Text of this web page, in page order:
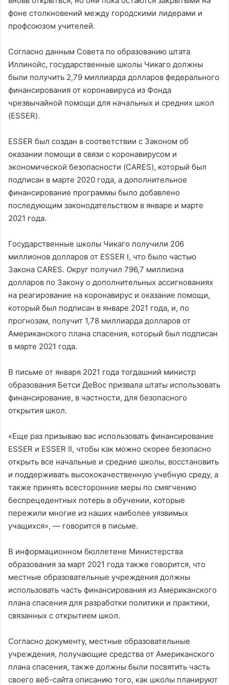
фоне столкновений между городскими лидерами и
профсоюзом учителей.
Согласно данным Совета по образованию штата
Иллинойс, государственные школы Чикаго должны
были получить 2,79 миллиарда долларов федерального
финансирования от коронавируса из Фонда
чрезвычайной помощи для начальных и средних школ
(ESSER).
ESSER был создан в соответствии с Законом об
оказании помощи в связи с коронавирусом и
экономической безопасности (CARES), который был
подписан в марте 2020 года, а дополнительное
финансирование программы было добавлено
последующим законодательством в январе и марте
2021 года.
Государственные школы Чикаго получили 206
миллионов долларов от ESSER I, что было частью
Закона CARES. Округ получил 796,7 миллиона
долларов по Закону о дополнительных ассигнованиях
на реагирование на коронавирус и оказание помощи,
который был подписан в январе 2021 года, и, по
прогнозам, получит 1,78 миллиарда долларов от
Американского плана спасения, который был подписан
в марте 2021 года.
В письме от января 2021 года тогдашний министр
образования Бетси ДеВос призвала штаты использовать
финансирование, в частности, для безопасного
открытия школ.
«Еще раз призываю вас использовать финансирование
ESSER и ESSER II, чтобы как можно скорее безопасно
открыть все начальные и средние школы, восстановить
и поддерживать высококачественную учебную среду, а
также принять всесторонние меры по смягчению
беспрецедентных потерь в обучении, которые
пережили многие из наших наиболее уязвимых
учащихся», — говорится в письме.
В информационном бюллетене Министерства
образования за март 2021 года также говорится, что
местные образовательные учреждения должны
использовать часть финансирования из Американского
плана спасения для разработки политики и практики,
связанных с открытием школ.
Согласно документу, местные образовательные
учреждения, получающие средства от Американского
плана спасения, также должны были посвятить часть
своего веб-сайта описанию того, как школы планируют